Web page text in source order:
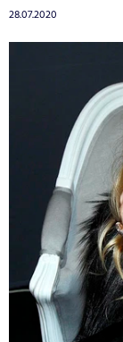
28.07.2020